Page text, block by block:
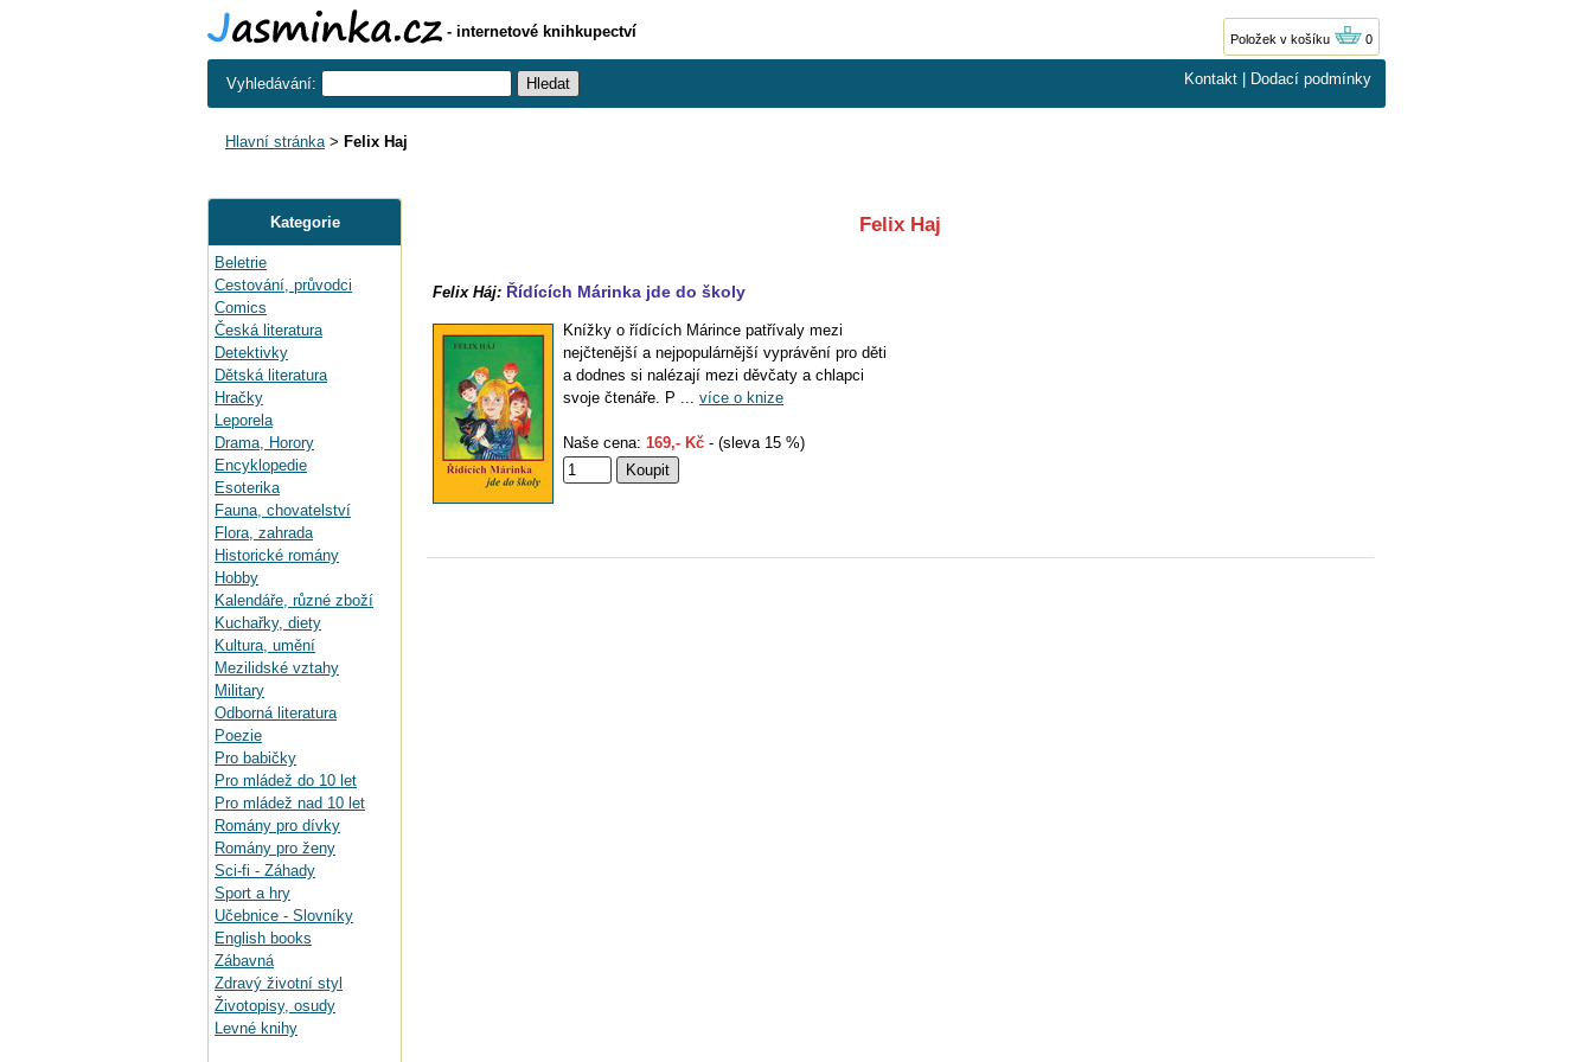
- internetové knihkupectví Položek v košíku 0
Vyhledávání: Kontakt Dodací podmínky
Hlavní stránka> Felix Haj
Kategorie
Beletrie
Cestování, průvodci
Comics
Česká literatura
Detektivky
Dětská literatura
Hračky
Leporela
Drama, Horory
Encyklopedie
Esoterika
Fauna, chovatelství
Flora, zahrada
Historické romány
Hobby
Kalendáře, různé zboží
Kuchařky, diety
Kultura, umění
Mezilidské vztahy
Military
Odborná literatura
Poezie
Pro babičky
Pro mládež do 10 let
Pro mládež nad 10 let
Romány pro dívky
Romány pro ženy
Sci-fi - Záhady
Sport a hry
Učebnice - Slovníky
English books
Zábavná
Zdravý životní styl
Životopisy, osudy
Levné knihy
Felix Haj
Felix Háj: Řídících Márinka jde do školy
Knížky o řídících Márince patřívaly mezi
nejčtenější a nejpopulárnější vyprávění pro děti
a dodnes si nalézají mezi děvčaty a chlapci
svoje čtenáře. P ... více o knize
Naše cena: 169,- Kč - (sleva 15 %)